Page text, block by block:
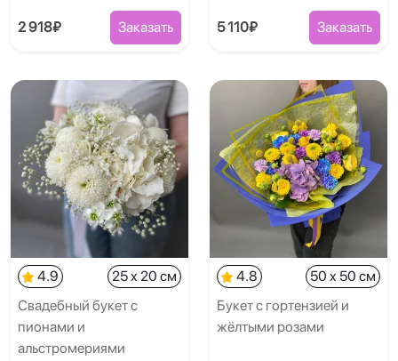
2 918₽ Заказать 5 110₽ Заказать
4.9
25 x 20 см
Свадебный букет с
пионами и
альстромериями
4.8
50 x 50 см
Букет с гортензией и
жёлтыми розами